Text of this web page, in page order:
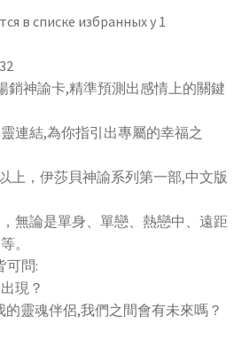
в списке избранных у 1
銷神諭卡,精準預測出感情上的關鍵
連結,為你指引出專屬的幸福之
上，伊莎貝神諭系列第一部,中文版
無論是單身、單戀、熱戀中、遠距
。
可問:
現？
靈魂伴侶,我們之間會有未來嗎？